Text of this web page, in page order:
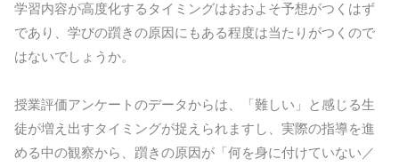
学習内容が高度化するタイミングはおおよそ予想がつくはず
であり、学びの躓きの原因にもある程度は当たりがつくので
はないでしょうか。
授業評価アンケートのデータからは、「難しい」と感じる生
徒が増え出すタイミングが捉えられますし、実際の指導を進
める中の観察から、躓きの原因が「何を身に付けていない／